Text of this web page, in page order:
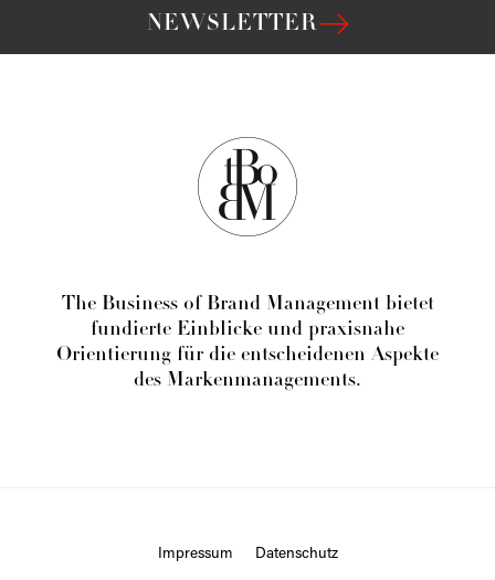
NEWSLETTER
The Business of Brand Management bietet
fundierte Einblicke und praxisnahe
Orientierung für die entscheidenen Aspekte
des Markenmanagements.
Impressum Datenschutz